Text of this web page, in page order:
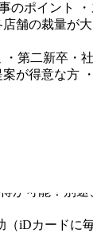
のポイント
店舗の裁量が
・第二新卒・
案が得意な方
が可能！別途
（iDカードに